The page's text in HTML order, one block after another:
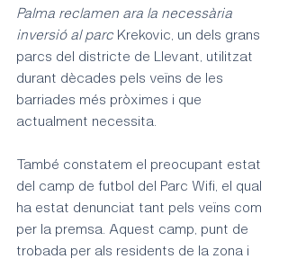
Palma reclamen ara la necessària
inversió al parc Krekovic, un dels grans
parcs del districte de Llevant, utilitzat
durant dècades pels veïns de les
barriades més pròximes i que
actualment necessita.
També constatem el preocupant estat
del camp de futbol del Parc Wifi, el qual
ha estat denunciat tant pels veïns com
per la premsa. Aquest camp, punt de
trobada per als residents de la zona i